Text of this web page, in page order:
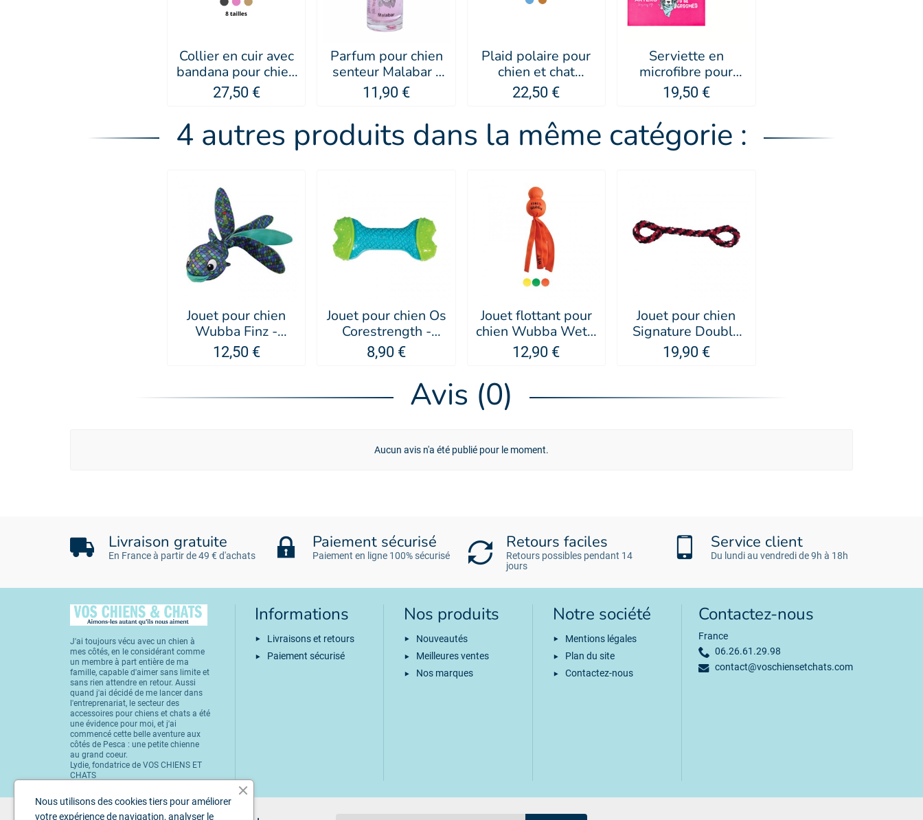
Collier en cuir avec
bandana pour chien
Malibu - MARTIN
SELLIER
27,50 €
Parfum pour chien
senteur Malabar -
PUPPY
11,90 €
Plaid polaire pour
chien et chat
collection
Doudouzen -
MARTIN SELLIER
22,50 €
Serviette en
microfibre pour
chien et chat -
Artero
19,50 €
4 autres produits dans la même catégorie :
Jouet pour chien
Wubba Finz -
KONG®
12,50 €
Jouet pour chien Os
Corestrength -
KONG®
8,90 €
Jouet flottant pour
chien Wubba Wet -
KONG®
12,90 €
Jouet pour chien
Signature Double
Tug Rope - KONG®
19,90 €
Avis (0)
Aucun avis n'a été publié pour le moment.
Livraison gratuite
En France à partir de 49 € d'achats
Paiement sécurisé
Paiement en ligne 100% sécurisé
Retours faciles
Retours possibles pendant 14
jours
Service client
Du lundi au vendredi de 9h à 18h
J'ai toujours vécu avec un chien à
mes côtés, en le considérant comme
un membre à part entière de ma
famille, capable d'aimer sans limite et
sans rien attendre en retour. Aussi
quand j'ai décidé de me lancer dans
l'entreprenariat, le secteur des
accessoires pour chiens et chats a été
une évidence pour moi, et j'ai
commencé cette belle aventure aux
côtés de Pesca : une petite chienne
au grand coeur.
Lydie, fondatrice de VOS CHIENS ET
CHATS
Informations
Livraisons et retours
Paiement sécurisé
Nos produits
Nouveautés
Meilleures ventes
Nos marques
Notre société
Mentions légales
Plan du site
Contactez-nous
Contactez-nous
France
06.26.61.29.98
contact@voschiensetchats.com
Nous utilisons des cookies tiers pour améliorer
votre expérience de navigation, analyser le